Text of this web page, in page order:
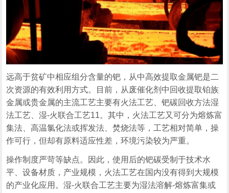
远高于贫矿中相应组分含量的钯，从中高效提取金属钯是二
次资源的有效利用方式。目前，从废催化剂中回收提取铂族
金属或贵金属的主流工艺主要有火法工艺、钯碳回收方法湿
法工艺、湿-火联合工艺11。其中，火法工艺又可分为熔炼富
集法、高温氯化法或挥发法、焚烧法等，工艺相对简单，操
作可行，但却有原料适应性差，环境污染较为严重。
操作制度严苛等缺点。因此，使用后的钯碳受制于技术水
平、设备材质，产业规模，火法工艺在国内没有得到大规模
的产业化应用。湿-火联合工艺主要为湿法溶解-熔炼富集或